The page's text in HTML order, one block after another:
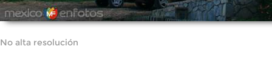
No alta resolución